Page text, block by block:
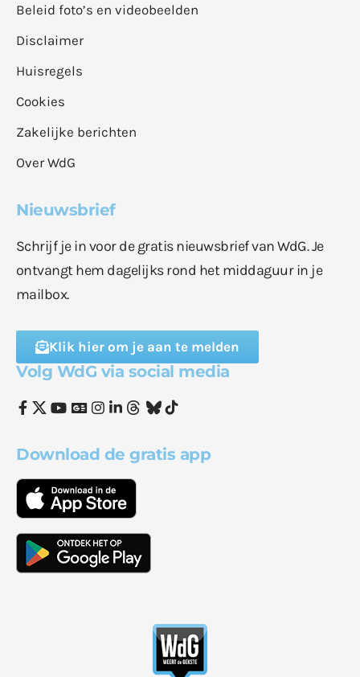
Beleid foto’s en videobeelden
Disclaimer
Huisregels
Cookies
Zakelijke berichten
Over WdG
Nieuwsbrief
Schrijf je in voor de gratis nieuwsbrief van WdG. Je
ontvangt hem dagelijks rond het middaguur in je
mailbox.
Klik hier om je aan te melden
Volg WdG via social media
Download de gratis app